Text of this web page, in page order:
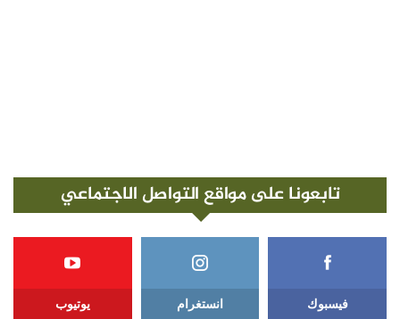
تابعونا على مواقع التواصل الاجتماعي
فيسبوك انستغرام يوتيوب